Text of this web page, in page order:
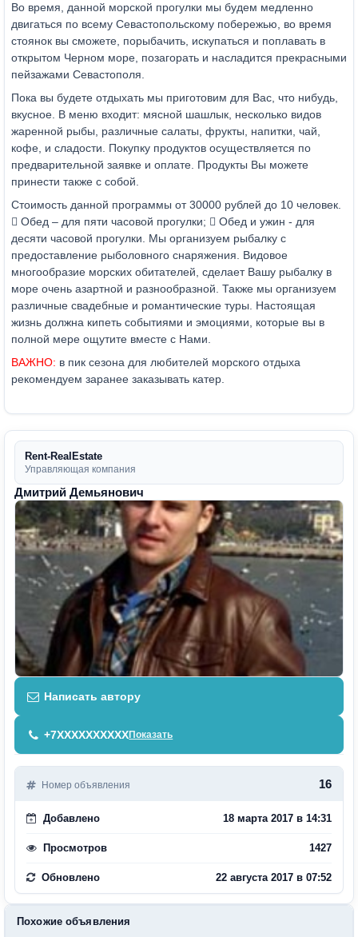
Во время, данной морской прогулки мы будем медленно
двигаться по всему Севастопольскому побережью, во время
стоянок вы сможете, порыбачить, искупаться и поплавать в
открытом Черном море, позагорать и насладится прекрасными
пейзажами Севастополя.
Пока вы будете отдыхать мы приготовим для Вас, что нибудь,
вкусное. В меню входит: мясной шашлык, несколько видов
жаренной рыбы, различные салаты, фрукты, напитки, чай,
кофе, и сладости. Покупку продуктов осуществляется по
предварительной заявке и оплате. Продукты Вы можете
принести также с собой.
Стоимость данной программы от 30000 рублей до 10 человек.
 Обед – для пяти часовой прогулки;  Обед и ужин - для
десяти часовой прогулки. Мы организуем рыбалку с
предоставление рыболовного снаряжения. Видовое
многообразие морских обитателей, сделает Вашу рыбалку в
море очень азартной и разнообразной. Также мы организуем
различные свадебные и романтические туры. Настоящая
жизнь должна кипеть событиями и эмоциями, которые вы в
полной мере ощутите вместе с Нами.
ВАЖНО: в пик сезона для любителей морского отдыха
рекомендуем заранее заказывать катер.
Rent-RealEstate
Управляющая компания
Дмитрий Демьянович
Написать автору
+7XXXXXXXXXXПоказать
Номер объявления 16
Добавлено 18 марта 2017 в 14:31
Просмотров 1427
Обновлено 22 августа 2017 в 07:52
Похожие объявления